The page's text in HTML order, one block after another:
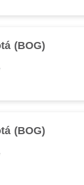
(BOG)
(BOG)